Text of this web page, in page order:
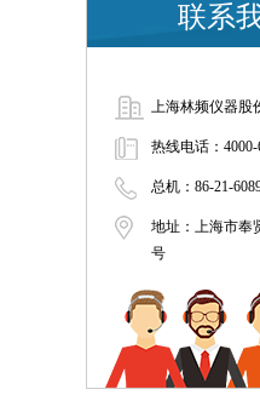
联系
上海林频仪器股
热线电话：4000-
总机：86-21-
地址：上海市奉
号